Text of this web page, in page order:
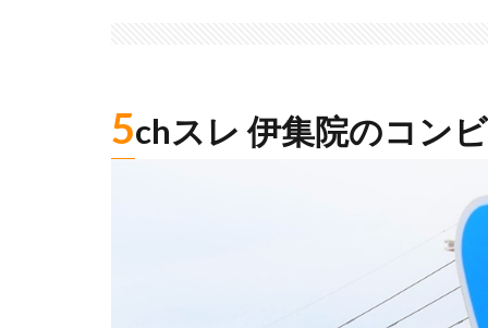
5chスレ 伊集院のコン